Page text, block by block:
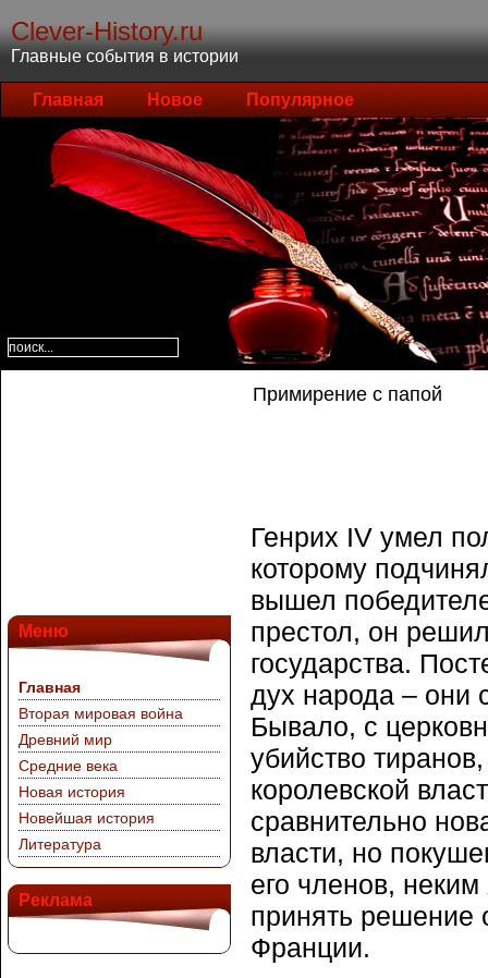
Clever-History.ru
Главные события в истории
Главная Новое Популярное
Меню
Главная
Вторая мировая война
Древний мир
Средние века
Новая история
Новейшая история
Литература
Реклама
Примирение с папой
Генрих IV умел
которому
вышел
престол, он
государства.
дух народа – они
Бывало, с
убийство
королевской
сравнительно
власти, но
его членов,
принять решение
Франции.